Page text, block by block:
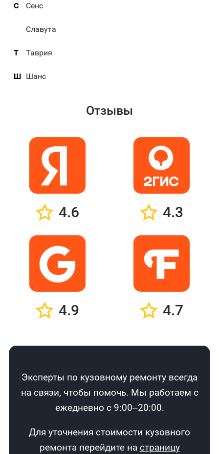
С Сенс
Славута
Т Таврия
Ш Шанс
Отзывы
4.6 4.3
4.9 4.7
Эксперты по кузовному ремонту всегда
на связи, чтобы помочь. Мы работаем с
ежедневно с 9:00–20:00.
Для уточнения стоимости кузовного
ремонта перейдите на страницу